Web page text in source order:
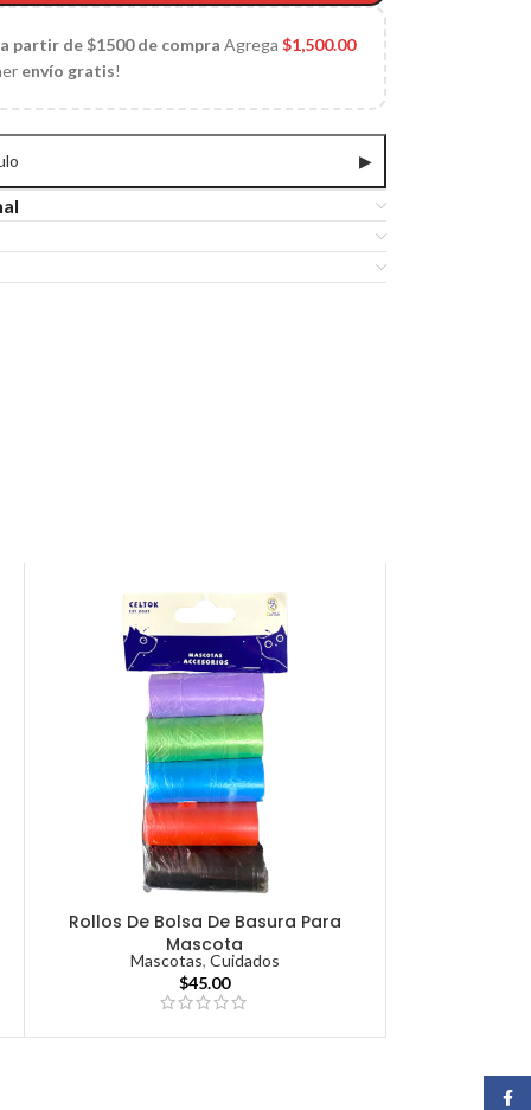
partir de $1500 de compra Agrega$1,500.00
envío gratis!
▶
Rollos De Bolsa De Basura Para
Mascota
Mascotas, Cuidados
$45.00